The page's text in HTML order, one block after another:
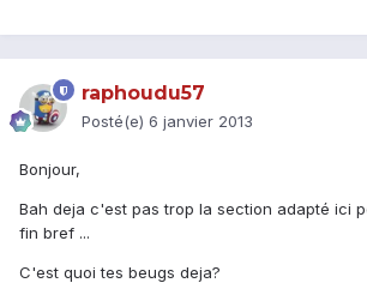
raphoudu57
Posté(e) 6 janvier 2013
Bonjour,
Bah deja c'est pas trop la section adapté ici
fin bref ...
C'est quoi tes beugs deja?